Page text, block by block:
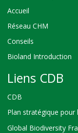
Accueil
Réseau CHM
Conseils
Bioland Introduction
Liens CDB
CDB
Plan stratégique pour
Global Biodiversity